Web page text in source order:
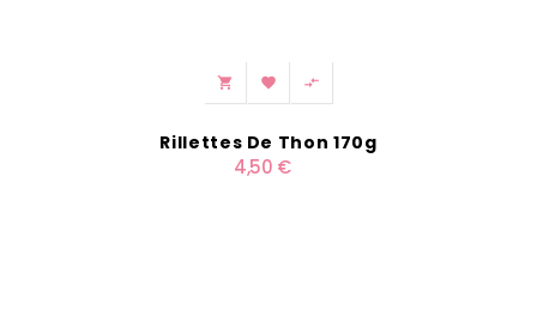
  
Rillettes De Thon 170g
4,50 €